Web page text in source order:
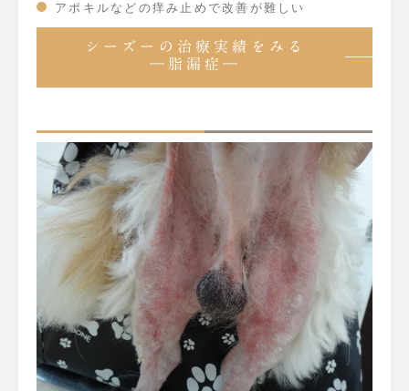
アポキルなどの痒み止めで改善が難しい
シーズーの治療実績をみる
―脂漏症―